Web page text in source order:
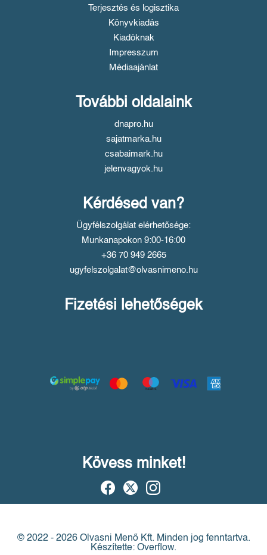
Terjesztés és logisztika
Könyvkiadás
Kiadóknak
Impresszum
Médiaajánlat
További oldalaink
dnapro.hu
sajatmarka.hu
csabaimark.hu
jelenvagyok.hu
Kérdésed van?
Ügyfélszolgálat elérhetősége:
Munkanapokon 9:00-16:00
+36 70 949 2665
ugyfelszolgalat@olvasnimeno.hu
Fizetési lehetőségek
Kövess minket!
© 2022 - 2026 Olvasni Menő Kft. Minden jog fenntartva.
Készítette: Overflow.